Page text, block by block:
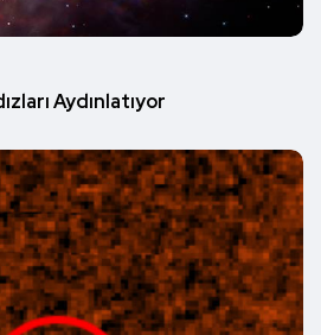
Aydınlatıyor